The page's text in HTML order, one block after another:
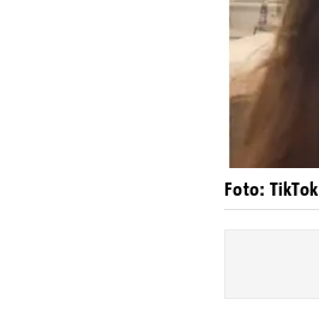
Foto: TikTok